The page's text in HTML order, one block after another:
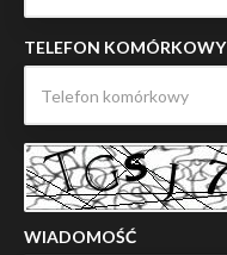
TELEFON KOMÓRKOWY
WIADOMOŚĆ